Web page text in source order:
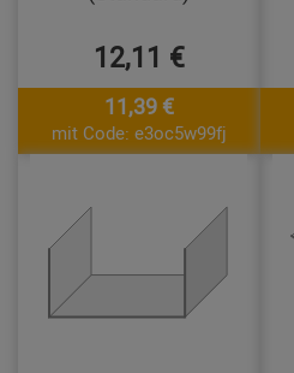
12,11 €
11,39 €
mit Code: e3oc5w99fj